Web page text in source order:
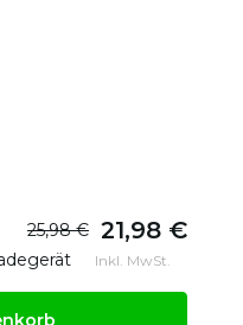
25,98 € 21,98 €
Inkl. MwSt.